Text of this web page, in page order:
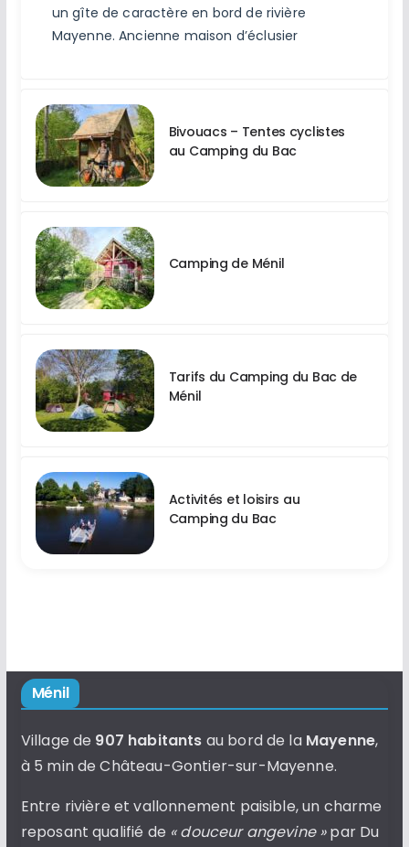
un gîte de caractère en bord de rivière
Mayenne. Ancienne maison d’éclusier
Bivouacs – Tentes cyclistes
au Camping du Bac
Camping de Ménil
Tarifs du Camping du Bac de
Ménil
Activités et loisirs au
Camping du Bac
Ménil
Village de 907 habitants au bord de la Mayenne,
à 5 min de Château-Gontier-sur-Mayenne.
Entre rivière et vallonnement paisible, un charme
reposant qualifié de « douceur angevine »par Du